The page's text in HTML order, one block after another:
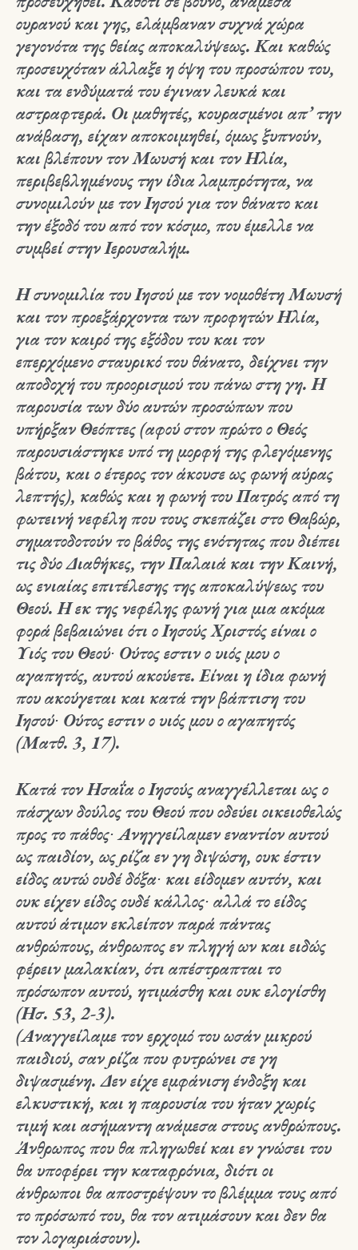
ουρανού και γης, ελάμβαναν συχνά χώρα
γεγονότα της θείας αποκαλύψεως. Και καθώς
προσευχόταν άλλαξε η όψη του προσώπου του,
και τα ενδύματά του έγιναν λευκά και
αστραφτερά. Οι μαθητές, κουρασμένοι απ’ την
ανάβαση, είχαν αποκοιμηθεί, όμως ξυπνούν,
και βλέπουν τον Μωυσή και τον Ηλία,
περιβεβλημένους την ίδια λαμπρότητα, να
συνομιλούν με τον Ιησού για τον θάνατο και
την έξοδό του από τον κόσμο, που έμελλε να
συμβεί στην Ιερουσαλήμ.
Η συνομιλία του Ιησού με τον νομοθέτη Μωυσή
και τον προεξάρχοντα των προφητών Ηλία,
για τον καιρό της εξόδου του και τον
επερχόμενο σταυρικό του θάνατο, δείχνει την
αποδοχή του προορισμού του πάνω στη γη. Η
παρουσία των δύο αυτών προσώπων που
υπήρξαν Θεόπτες (αφού στον πρώτο ο Θεός
παρουσιάστηκε υπό τη μορφή της φλεγόμενης
βάτου, και ο έτερος τον άκουσε ως φωνή αύρας
λεπτής), καθώς και η φωνή του Πατρός από τη
φωτεινή νεφέλη που τους σκεπάζει στο Θαβώρ,
σηματοδοτούν το βάθος της ενότητας που διέπει
τις δύο Διαθήκες, την Παλαιά και την Καινή,
ως ενιαίας επιτέλεσης της αποκαλύψεως του
Θεού. Η εκ της νεφέλης φωνή για μια ακόμα
φορά βεβαιώνει ότι ο Ιησούς Χριστός είναι ο
Υιός του Θεού∙ Ούτος εστιν ο υιός μου ο
αγαπητός, αυτού ακούετε. Είναι η ίδια φωνή
που ακούγεται και κατά την βάπτιση του
Ιησού∙ Ούτος εστιν ο υιός μου ο αγαπητός
(Ματθ. 3, 17).
Κατά τον Ησαΐα ο Ιησούς αναγγέλλεται ως ο
πάσχων δούλος του Θεού που οδεύει οικειοθελώς
προς το πάθος∙ Ανηγγείλαμεν εναντίον αυτού
ως παιδίον, ως ρίζα εν γη διψώση, ουκ έστιν
είδος αυτώ ουδέ δόξα∙ και είδομεν αυτόν, και
ουκ είχεν είδος ουδέ κάλλος∙ αλλά το είδος
αυτού άτιμον εκλείπον παρά πάντας
ανθρώπους, άνθρωπος εν πληγή ων και ειδώς
φέρειν μαλακίαν, ότι απέστραπται το
πρόσωπον αυτού, ητιμάσθη και ουκ ελογίσθη
(Ησ. 53, 2-3).
(Αναγγείλαμε τον ερχομό του ωσάν μικρού
παιδιού, σαν ρίζα που φυτρώνει σε γη
διψασμένη. Δεν είχε εμφάνιση ένδοξη και
ελκυστική, και η παρουσία του ήταν χωρίς
τιμή και ασήμαντη ανάμεσα στους ανθρώπους.
Άνθρωπος που θα πληγωθεί και εν γνώσει του
θα υποφέρει την καταφρόνια, διότι οι
άνθρωποι θα αποστρέψουν το βλέμμα τους από
το πρόσωπό του, θα τον ατιμάσουν και δεν θα
τον λογαριάσουν).